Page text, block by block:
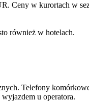
w kurortach w
również w hotelach.
Telefony
u operatora.